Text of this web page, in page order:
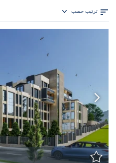
ترتيب حسب